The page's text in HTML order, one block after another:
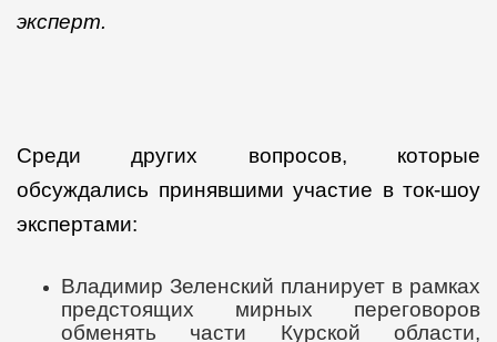
эксперт.
Среди других вопросов, которые
обсуждались принявшими участие в ток-шоу
экспертами:
Владимир Зеленский планирует в рамках
предстоящих мирных переговоров
обменять части Курской области,